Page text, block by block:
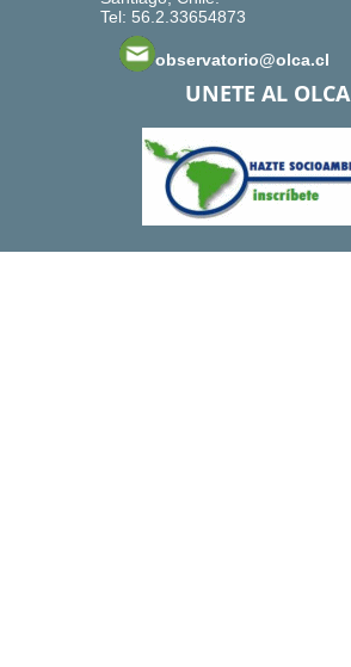
Tel: 56.2.33654873
observatorio@olca.cl
UNETE AL OLCA